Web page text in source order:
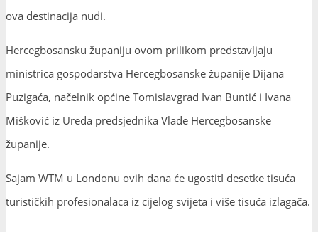
ova destinacija nudi.
Hercegbosansku županiju ovom prilikom predstavljaju
ministrica gospodarstva Hercegbosanske županije Dijana
Puzigaća, načelnik općine Tomislavgrad Ivan Buntić i Ivana
Mišković iz Ureda predsjednika Vlade Hercegbosanske
županije.
Sajam WTM u Londonu ovih dana će ugostitI desetke tisuća
turističkih profesionalaca iz cijelog svijeta i više tisuća izlagača.